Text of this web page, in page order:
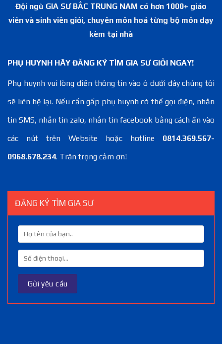
Đội ngũ GIA SƯ BẮC TRUNG NAM có hơn 1000+ giáo
viên và sinh viên giỏi, chuyên môn hoá từng bộ môn dạy
kèm tại nhà
PHỤ HUYNH HÃY ĐĂNG KÝ TÌM GIA SƯ GIỎI NGAY!
Phụ huynh vui lòng điền thông tin vào ô dưới đây chúng tôi
sẽ liên hệ lại. Nếu cần gấp phụ huynh có thể gọi điện, nhắn
tin SMS, nhắn tin zalo, nhắn tin facebook bằng cách ấn vào
các nút trên Website hoặc hotline 0814.369.567-
0968.678.234. Trân trọng cảm ơn!
ĐĂNG KÝ TÌM GIA SƯ